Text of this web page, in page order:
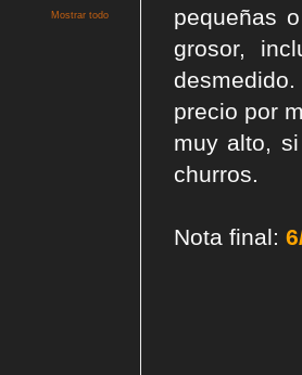
pequeñas
grosor,
precio por
muy alto,
churros.
Nota final:
Mostrar todo